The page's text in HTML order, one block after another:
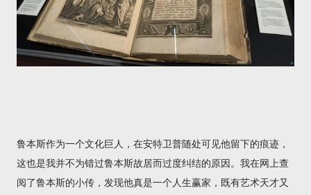
鲁本斯作为一个文化巨人，在安特卫普随处可见他留下的痕迹，
这也是我并不为错过鲁本斯故居而过度纠结的原因。我在网上查
阅了鲁本斯的小传，发现他真是一个人生赢家，既有艺术天才又